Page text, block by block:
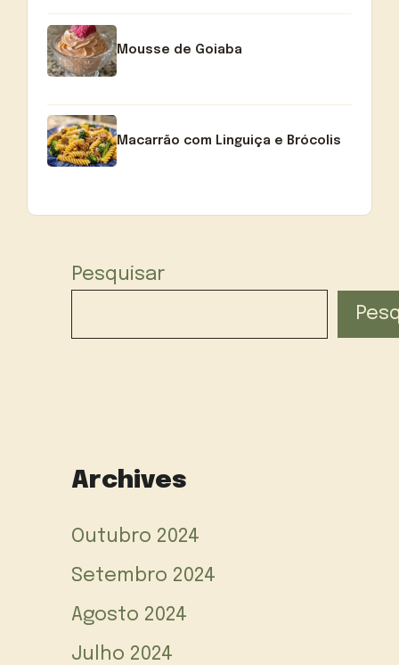
Mousse de Goiaba
Macarrão com Linguiça e Brócolis
Pesquisar
Archives
Outubro 2024
Setembro 2024
Agosto 2024
Julho 2024